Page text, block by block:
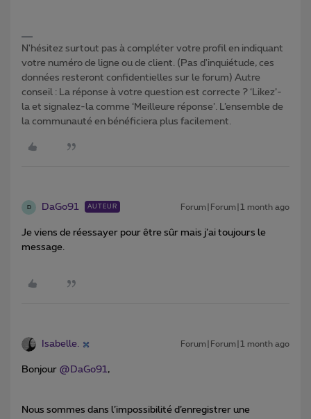
N'hésitez surtout pas à compléter votre profil en indiquant
votre numéro de ligne ou de client. (Pas d'inquiétude, ces
données resteront confidentielles sur le forum) Autre
conseil : La réponse à votre question est correcte ? ‘Likez’-
la et signalez-la comme ‘Meilleure réponse’. L’ensemble de
la communauté en bénéficiera plus facilement.
D DaGo91 AUTEUR Forum|Forum|1 month ago
Je viens de réessayer pour être sûr mais j’ai toujours le
message.
Isabelle. Forum|Forum|1 month ago
Bonjour ​ @DaGo91,
Nous sommes dans l’impossibilité d’enregistrer une